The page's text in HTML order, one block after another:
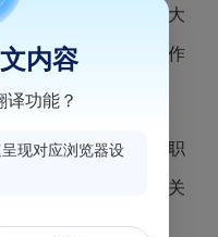
体资产严重流失和重大
理活动中有重大弄虚作
曾被辞退或开除公职
的；正在接受司法机关
查的。
内容
译功能？
现对应浏览器设